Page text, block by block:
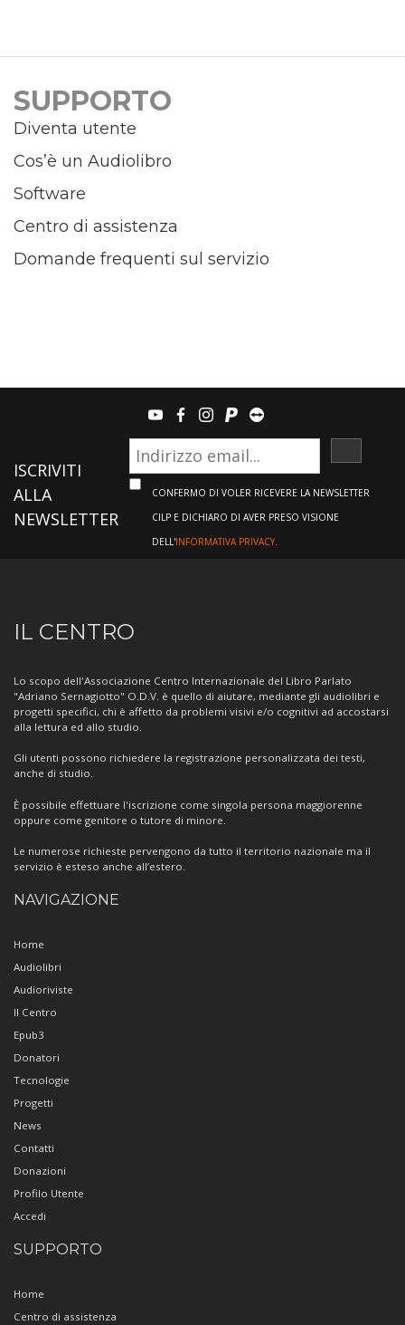
SUPPORTO
Diventa utente
Cos’è un Audiolibro
Software
Centro di assistenza
Domande frequenti sul servizio
youtubefacebook
instagram
paypalteamviewer
ISCRIVITI
ALLA
NEWSLETTER
CONFERMO DI VOLER RICEVERE LA NEWSLETTER
CILP E DICHIARO DI AVER PRESO VISIONE
DELL'INFORMATIVA PRIVACY.
Informazioni
sul
Centro
IL CENTRO
Lo scopo dell'Associazione Centro Internazionale del Libro Parlato
"Adriano Sernagiotto" O.D.V. è quello di aiutare, mediante gli audiolibri e
progetti specifici, chi è affetto da problemi visivi e/o cognitivi ad accostarsi
alla lettura ed allo studio.
Gli utenti possono richiedere la registrazione personalizzata dei testi,
anche di studio.
È possibile effettuare l'iscrizione come singola persona maggiorenne
oppure come genitore o tutore di minore.
Le numerose richieste pervengono da tutto il territorio nazionale ma il
servizio è esteso anche all’estero.
NAVIGAZIONE
Home
Audiolibri
Audioriviste
Il Centro
Epub3
Donatori
Tecnologie
Progetti
News
Contatti
Donazioni
Profilo Utente
Accedi
SUPPORTO
Home
Centro di assistenza